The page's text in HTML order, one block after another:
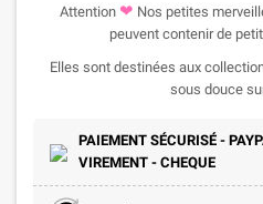
Attention ❤ Nos petites
peuvent contenir de
Elles sont destinées aux
sous douce
PAIEMENT SÉCURISÉ -
VIREMENT - CHEQUE